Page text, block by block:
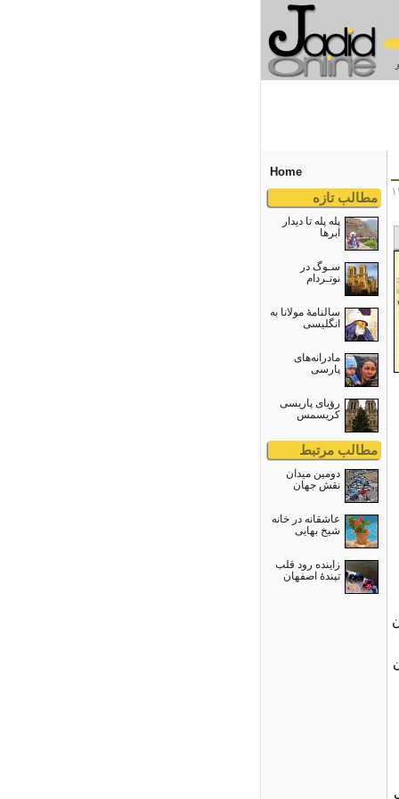
Home
مطالب تازه
پله پله تا دیدار
ابرها
سـوگ در
نوتـردام
سالنامۀ مولانا به
انگلیسی
مادرانه‌های
پارسی
رؤیای پاریسی
کریسمس
مطالب مرتبط
دومین میدان
نقش جهان
عاشقانه در خانه
شيخ بهايى
زاینده رود قلب
تپندۀ اصفهان